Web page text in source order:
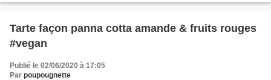
Tarte façon panna cotta amande & fruits rouges
#vegan
Publié le 02/06/2020 à 17:05
Par poupougnette